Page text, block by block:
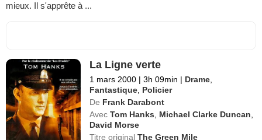
mieux. Il s'apprête à ...
La Ligne verte
1 mars 2000 | 3h 09min | Drame
Fantastique Policier
De Frank Darabont
Avec Tom Hanks Michael Clarke Duncan
David Morse
Titre originalThe Green Mile